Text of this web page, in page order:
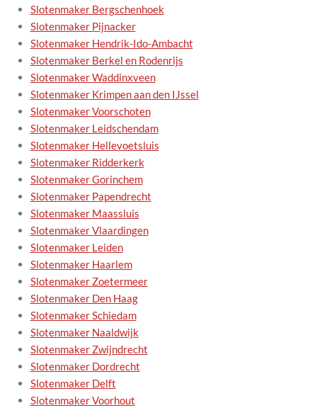
Slotenmaker Bergschenhoek
Slotenmaker Pijnacker
Slotenmaker Hendrik-Ido-Ambacht
Slotenmaker Berkel en Rodenrijs
Slotenmaker Waddinxveen
Slotenmaker Krimpen aan den IJssel
Slotenmaker Voorschoten
Slotenmaker Leidschendam
Slotenmaker Hellevoetsluis
Slotenmaker Ridderkerk
Slotenmaker Gorinchem
Slotenmaker Papendrecht
Slotenmaker Maassluis
Slotenmaker Vlaardingen
Slotenmaker Leiden
Slotenmaker Haarlem
Slotenmaker Zoetermeer
Slotenmaker Den Haag
Slotenmaker Schiedam
Slotenmaker Naaldwijk
Slotenmaker Zwijndrecht
Slotenmaker Dordrecht
Slotenmaker Delft
Slotenmaker Voorhout